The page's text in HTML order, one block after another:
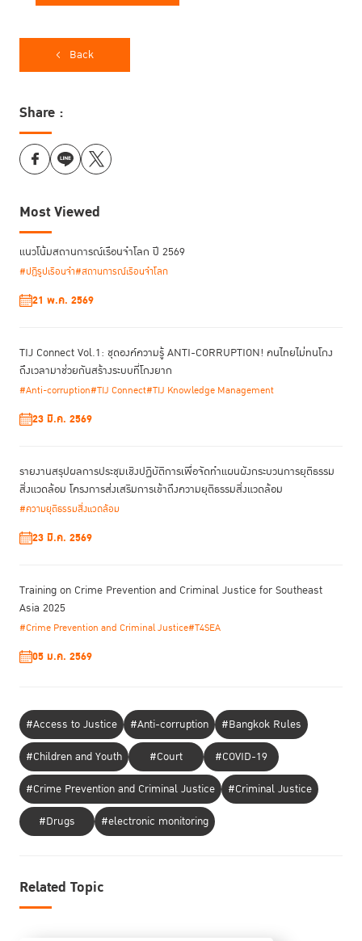
Back
Share :
Most Viewed
แนวโน้มสถานการณ์เรือนจำโลก ปี 2569
#ปฏิรูปเรือนจำ#สถานการณ์เรือนจำโลก
21 พ.ค. 2569
TIJ Connect Vol.1: ชุดองค์ความรู้ ANTI-CORRUPTION! คนไทยไม่ทนโกง
ถึงเวลามาช่วยกันสร้างระบบที่โกงยาก
#Anti-corruption#TIJ Connect#TIJ Knowledge Management
23 มี.ค. 2569
รายงานสรุปผลการประชุมเชิงปฏิบัติการเพื่อจัดทําแผนผังกระบวนการยุติธรรม
สิ่งแวดล้อม โครงการส่งเสริมการเข้าถึงความยุติธรรมสิ่งแวดล้อม
#ความยุติธรรมสิ่งแวดล้อม
23 มี.ค. 2569
Training on Crime Prevention and Criminal Justice for Southeast
Asia 2025
#Crime Prevention and Criminal Justice#T4SEA
05 ม.ค. 2569
#Access to Justice #Anti-corruption
#Bangkok Rules
#Children and Youth
#Court
#COVID-19
#Crime Prevention and Criminal Justice
#Criminal Justice
#Drugs
#electronic monitoring
Related Topic